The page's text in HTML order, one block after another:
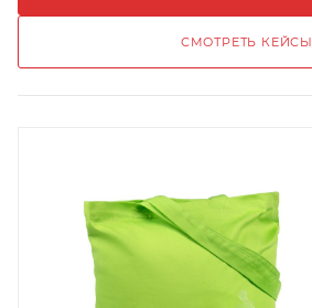
СМОТРЕТЬ КЕЙСЫ